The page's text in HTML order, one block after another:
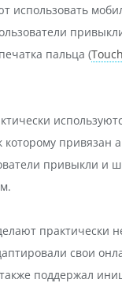
использовать
пальца (
привязан
привыкли и
свои
поддержал